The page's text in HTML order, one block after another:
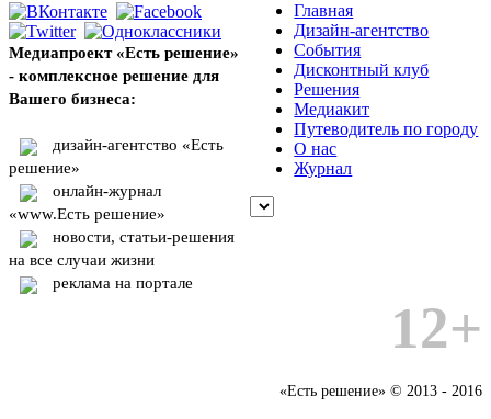
Медиапроект «Есть решение»
- комплексное решение для
Вашего бизнеса:
дизайн-агентство «Есть
решение»
онлайн-журнал
«www.Есть решение»
новости, статьи-решения
на все случаи жизни
реклама на портале
Главная
Дизайн-агентство
События
Дисконтный клуб
Решения
Медиакит
Путеводитель по городу
О нас
Журнал
12+
«Есть решение» © 2013 - 2016